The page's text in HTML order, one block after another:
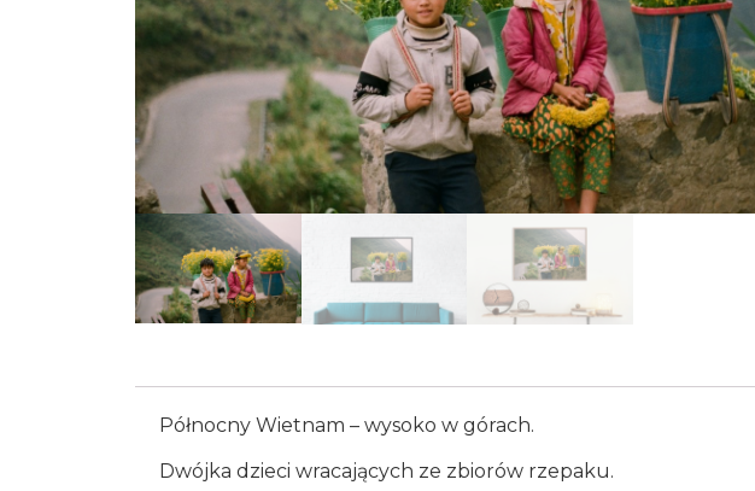
Północny Wietnam – wysoko w górach.
Dwójka dzieci wracających ze zbiorów rzepaku.